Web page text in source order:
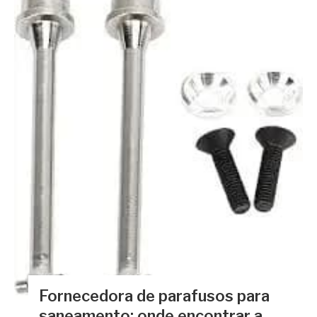
Fornecedora de parafusos para